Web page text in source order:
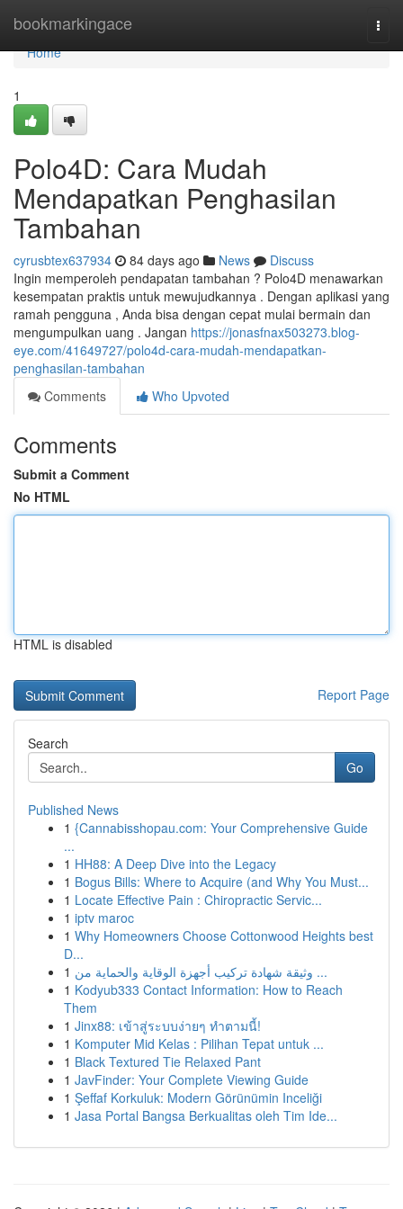
bookmarkingace
Home
Home
1
Polo4D: Cara Mudah
Mendapatkan Penghasilan
Tambahan
cyrusbtex637934 84 days ago News
Discuss
Ingin memperoleh pendapatan tambahan ? Polo4D menawarkan
kesempatan praktis untuk mewujudkannya . Dengan aplikasi yang
ramah pengguna , Anda bisa dengan cepat mulai bermain dan
mengumpulkan uang . Jangan https://jonasfnax503273.blog-
eye.com/41649727/polo4d-cara-mudah-mendapatkan-
penghasilan-tambahan
Comments
Who Upvoted
Comments
Submit a Comment
No HTML
HTML is disabled
Report Page
Search
Go
Published News
1 {Cannabisshopau.com: Your Comprehensive Guide
...
1 HH88: A Deep Dive into the Legacy
1 Bogus Bills: Where to Acquire (and Why You Must...
1 Locate Effective Pain : Chiropractic Servic...
1 iptv maroc
1 Why Homeowners Choose Cottonwood Heights best
D...
1
وثيقة شهادة تركيب أجهزة الوقاية والحماية من ...
1 Kodyub333 Contact Information: How to Reach
Them
1 Jinx88: เข้าสู่ระบบง่ายๆ ทำตามนี้!
1 Komputer Mid Kelas : Pilihan Tepat untuk ...
1 Black Textured Tie Relaxed Pant
1 JavFinder: Your Complete Viewing Guide
1 Şeffaf Korkuluk: Modern Görünümin Inceliği
1 Jasa Portal Bangsa Berkualitas oleh Tim Ide...